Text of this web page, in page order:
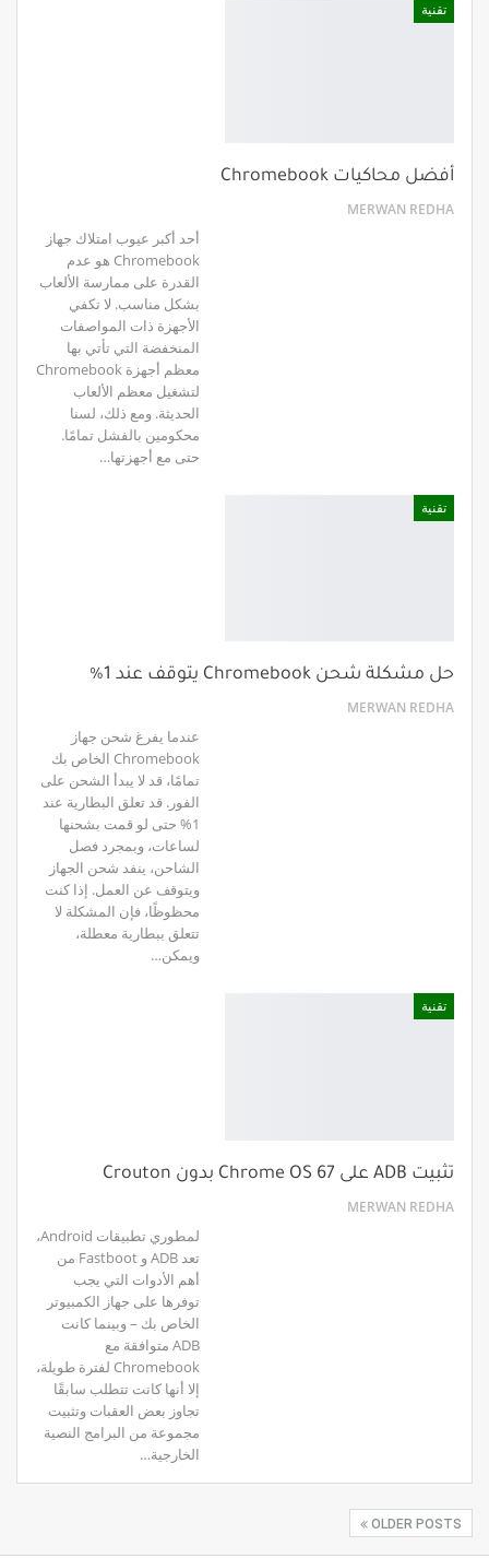
تقنية
أفضل محاكيات Chromebook
MERWAN REDHA
أحد أكبر عيوب امتلاك جهاز
Chromebook هو عدم
القدرة على ممارسة الألعاب
بشكل مناسب. لا تكفي
الأجهزة ذات المواصفات
المنخفضة التي تأتي بها
معظم أجهزة Chromebook
لتشغيل معظم الألعاب
الحديثة. ومع ذلك، لسنا
محكومين بالفشل تمامًا.
حتى مع أجهزتها…
تقنية
حل مشكلة شحن Chromebook يتوقف عند 1%
MERWAN REDHA
عندما يفرغ شحن جهاز
Chromebook الخاص بك
تمامًا، قد لا يبدأ الشحن على
الفور. قد تعلق البطارية عند
1% حتى لو قمت بشحنها
لساعات، وبمجرد فصل
الشاحن، ينفد شحن الجهاز
ويتوقف عن العمل. إذا كنت
محظوظًا، فإن المشكلة لا
تتعلق ببطارية معطلة،
ويمكن…
تقنية
تثبيت ADB على Chrome OS 67 بدون Crouton
MERWAN REDHA
لمطوري تطبيقات Android،
تعد ADB و Fastboot من
أهم الأدوات التي يجب
توفرها على جهاز الكمبيوتر
الخاص بك – وبينما كانت
ADB متوافقة مع
Chromebook لفترة طويلة،
إلا أنها كانت تتطلب سابقًا
تجاوز بعض العقبات وتثبيت
مجموعة من البرامج النصية
الخارجية…
OLDER POSTS